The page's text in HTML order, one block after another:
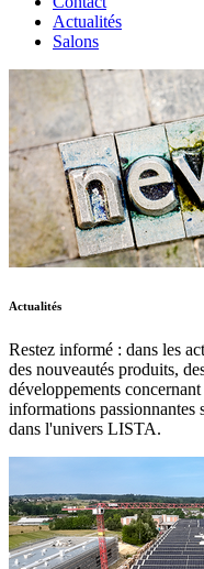
Actualités
Salons
Actualités
Restez informé : dans les
des nouveautés produits,
développements
informations passionnantes
dans l'univers LISTA.